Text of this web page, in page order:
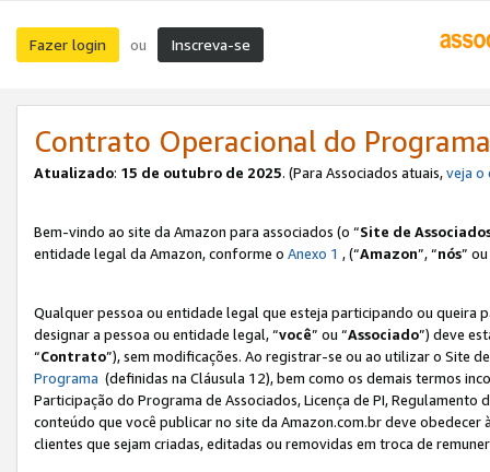
Fazer login ou Inscreva-se
Contrato Operacional do
Atualizado: 15 de outubro de 2025. (Para Associados atuais,veja o
Bem-vindo ao site da Amazon para associados (o “Site de
entidade legal da Amazon, conforme o Anexo 1 , (“Amazon”, “nós”
Qualquer pessoa ou entidade legal que esteja participando ou queira
designar a pessoa ou entidade legal, “você” ou “Associado”) deve
“Contrato”), sem modificações. Ao registrar-se ou ao utilizar o Site
Programa (definidas na Cláusula 12), bem como os demais termos
Participação do Programa de Associados, Licença de PI,
conteúdo que você publicar no site da Amazon.com.br deve
clientes que sejam criadas, editadas ou removidas em troca de